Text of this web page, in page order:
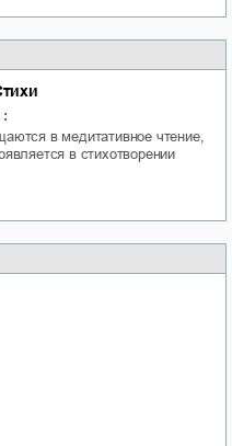
:
в медитативное чтение,
в стихотворении